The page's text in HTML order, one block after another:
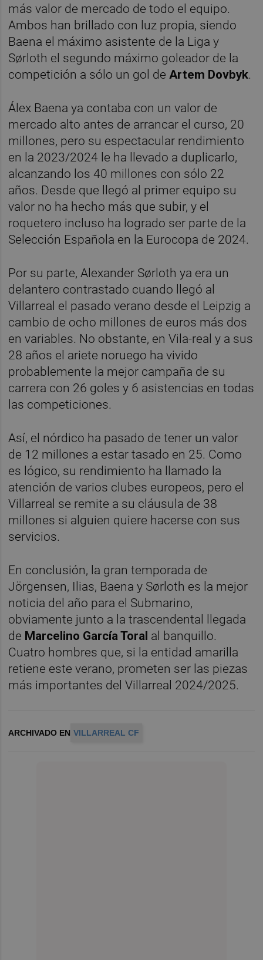
más valor de mercado de todo el equipo.
Ambos han brillado con luz propia, siendo
Baena el máximo asistente de la Liga y
Sørloth el segundo máximo goleador de la
competición a sólo un gol de Artem Dovbyk.
Álex Baena ya contaba con un valor de
mercado alto antes de arrancar el curso, 20
millones, pero su espectacular rendimiento
en la 2023/2024 le ha llevado a duplicarlo,
alcanzando los 40 millones con sólo 22
años. Desde que llegó al primer equipo su
valor no ha hecho más que subir, y el
roquetero incluso ha logrado ser parte de la
Selección Española en la Eurocopa de 2024.
Por su parte, Alexander Sørloth ya era un
delantero contrastado cuando llegó al
Villarreal el pasado verano desde el Leipzig a
cambio de ocho millones de euros más dos
en variables. No obstante, en Vila-real y a sus
28 años el ariete noruego ha vivido
probablemente la mejor campaña de su
carrera con 26 goles y 6 asistencias en todas
las competiciones.
Así, el nórdico ha pasado de tener un valor
de 12 millones a estar tasado en 25. Como
es lógico, su rendimiento ha llamado la
atención de varios clubes europeos, pero el
Villarreal se remite a su cláusula de 38
millones si alguien quiere hacerse con sus
servicios.
En conclusión, la gran temporada de
Jörgensen, Ilias, Baena y Sørloth es la mejor
noticia del año para el Submarino,
obviamente junto a la trascendental llegada
de Marcelino García Toral al banquillo.
Cuatro hombres que, si la entidad amarilla
retiene este verano, prometen ser las piezas
más importantes del Villarreal 2024/2025.
ARCHIVADO EN VILLARREAL CF